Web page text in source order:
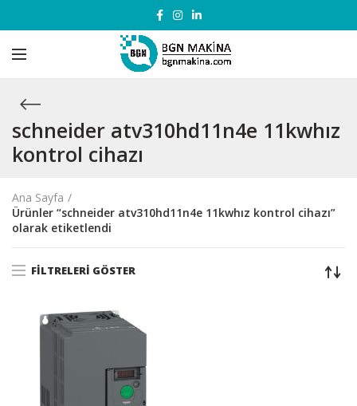
schneider atv310hd11n4e 11kwhız
kontrol cihazı
Ana Sayfa
Ürünler “schneider atv310hd11n4e 11kwhız kontrol cihazı”
olarak etiketlendi
FILTRELERI GÖSTER